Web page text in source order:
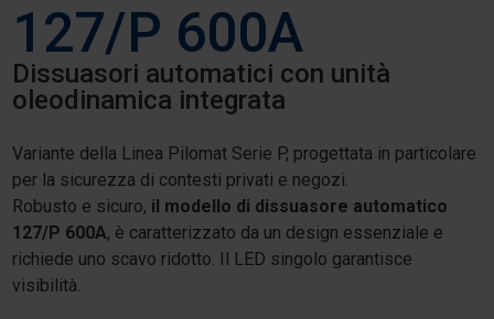
127/P 600A
Dissuasori automatici con unità
oleodinamica integrata
Variante della Linea Pilomat Serie P, progettata in particolare
per la sicurezza di contesti privati e negozi.
Robusto e sicuro, il modello di dissuasore automatico
127/P 600A, è caratterizzato da un design essenziale e
richiede uno scavo ridotto. Il LED singolo garantisce
visibilità.